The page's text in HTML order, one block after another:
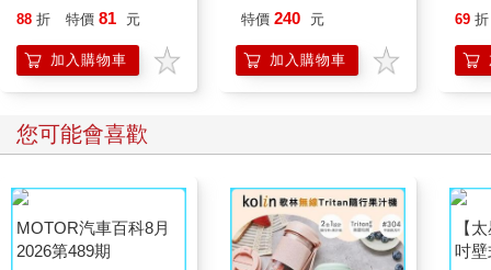
88 折 特價 81 元
加入購物車
特價 240 元
加入購物車
69 折
您可能會喜歡